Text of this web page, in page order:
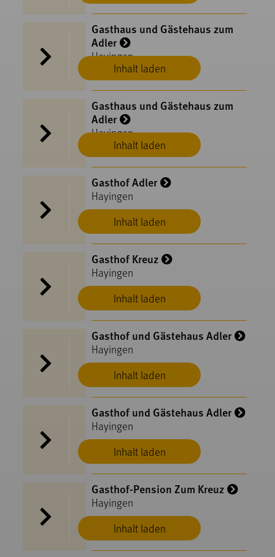
Inhalt laden
Gasthaus und Gästehaus zum
Adler
Hayingen
Inhalt laden
Gasthaus und Gästehaus zum
Adler
Hayingen
Inhalt laden
Gasthof Adler
Hayingen
Inhalt laden
Gasthof Kreuz
Hayingen
Inhalt laden
Gasthof und Gästehaus Adler
Hayingen
Inhalt laden
Gasthof und Gästehaus Adler
Hayingen
Inhalt laden
Gasthof-Pension Zum Kreuz
Hayingen